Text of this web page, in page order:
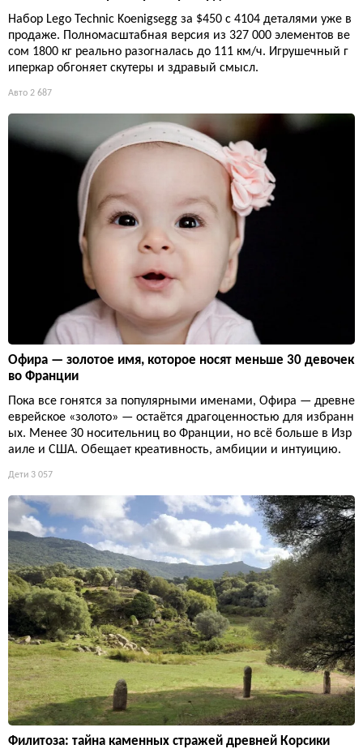
Набор Lego Technic Koenigsegg за $450 с 4104 деталями уже в
продаже. Полномасштабная версия из 327 000 элементов ве
сом 1800 кг реально разогналась до 111 км/ч. Игрушечный г
иперкар обгоняет скутеры и здравый смысл.
Авто 2 687
Офира — золотое имя, которое носят меньше 30 девочек
во Франции
Пока все гонятся за популярными именами, Офира — древне
еврейское «золото» — остаётся драгоценностью для избранн
ых. Менее 30 носительниц во Франции, но всё больше в Изр
аиле и США. Обещает креативность, амбиции и интуицию.
Дети 3 057
Филитоза: тайна каменных стражей древней Корсики